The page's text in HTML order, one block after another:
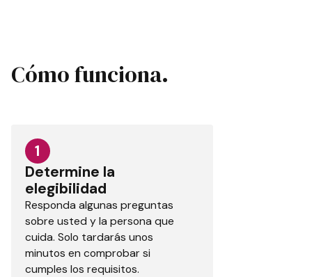
Cómo funciona.
1
Determine la
elegibilidad
Responda algunas preguntas
sobre usted y la persona que
cuida. Solo tardarás unos
minutos en comprobar si
cumples los requisitos.